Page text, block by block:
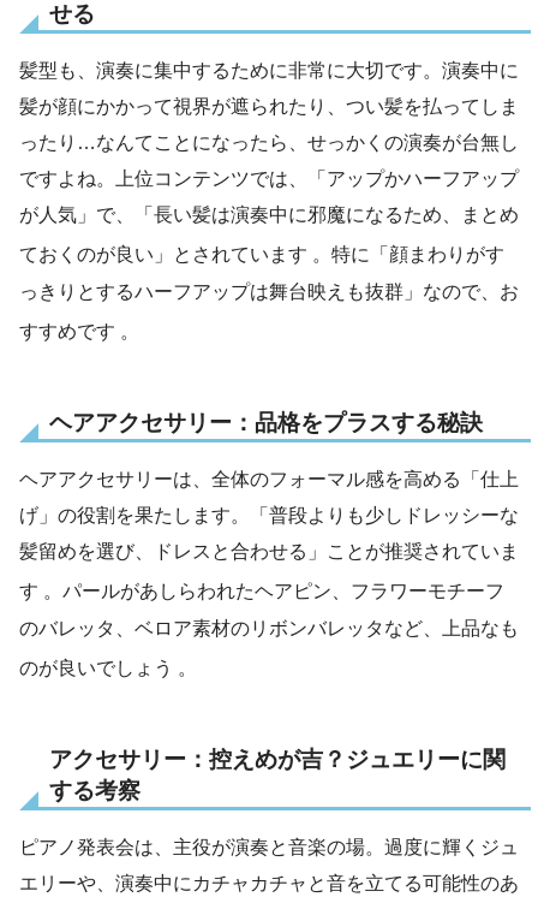
せる
髪型も、演奏に集中するために非常に大切です。演奏中に
髪が顔にかかって視界が遮られたり、つい髪を払ってしま
ったり…なんてことになったら、せっかくの演奏が台無し
ですよね。上位コンテンツでは、「アップかハーフアップ
が人気」で、「長い髪は演奏中に邪魔になるため、まとめ
ておくのが良い」とされています 。特に「顔まわりがす
っきりとするハーフアップは舞台映えも抜群」なので、お
すすめです 。
ヘアアクセサリー：品格をプラスする秘訣
ヘアアクセサリーは、全体のフォーマル感を高める「仕上
げ」の役割を果たします。「普段よりも少しドレッシーな
髪留めを選び、ドレスと合わせる」ことが推奨されていま
す 。パールがあしらわれたヘアピン、フラワーモチーフ
のバレッタ、ベロア素材のリボンバレッタなど、上品なも
のが良いでしょう 。
アクセサリー：控えめが吉？ジュエリーに関
する考察
ピアノ発表会は、主役が演奏と音楽の場。過度に輝くジュ
エリーや、演奏中にカチャカチャと音を立てる可能性のあ